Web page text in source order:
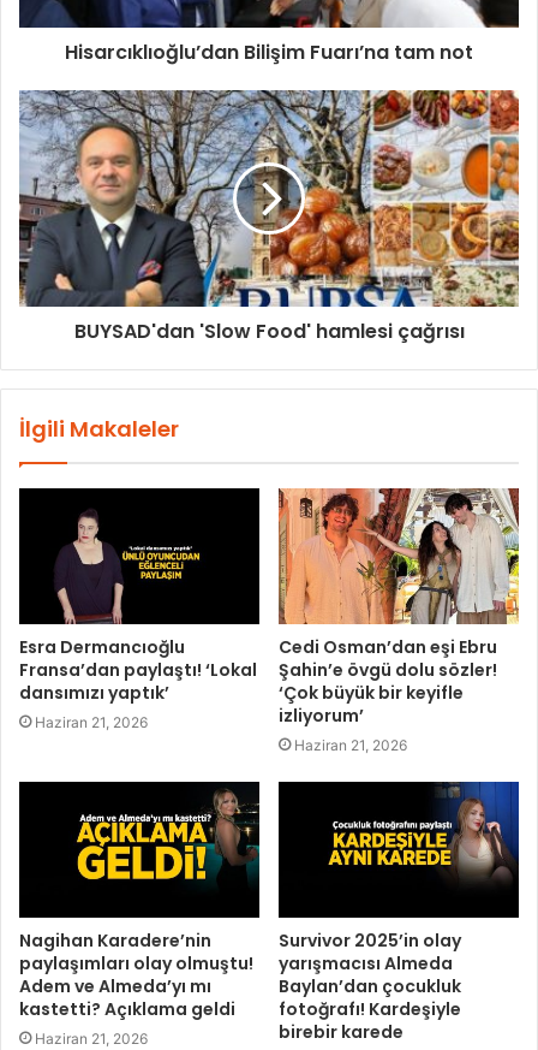
Hisarcıklıoğlu’dan Bilişim Fuarı’na tam not
BUYSAD'dan 'Slow Food' hamlesi çağrısı
İlgili Makaleler
Esra Dermancıoğlu
Fransa’dan paylaştı! ‘Lokal
dansımızı yaptık’
Haziran 21, 2026
Cedi Osman’dan eşi Ebru
Şahin’e övgü dolu sözler!
‘Çok büyük bir keyifle
izliyorum’
Haziran 21, 2026
Nagihan Karadere’nin
paylaşımları olay olmuştu!
Adem ve Almeda’yı mı
kastetti? Açıklama geldi
Haziran 21, 2026
Survivor 2025’in olay
yarışmacısı Almeda
Baylan’dan çocukluk
fotoğrafı! Kardeşiyle
birebir karede